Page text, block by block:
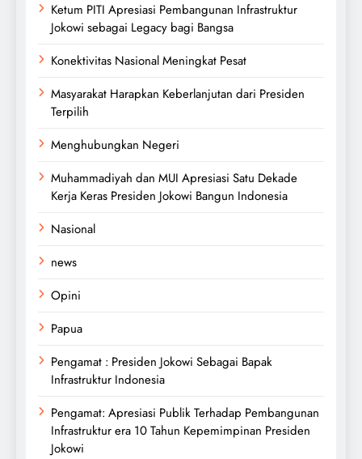
Ketum PITI Apresiasi Pembangunan Infrastruktur
Jokowi sebagai Legacy bagi Bangsa
Konektivitas Nasional Meningkat Pesat
Masyarakat Harapkan Keberlanjutan dari Presiden
Terpilih
Menghubungkan Negeri
Muhammadiyah dan MUI Apresiasi Satu Dekade
Kerja Keras Presiden Jokowi Bangun Indonesia
Nasional
news
Opini
Papua
Pengamat : Presiden Jokowi Sebagai Bapak
Infrastruktur Indonesia
Pengamat: Apresiasi Publik Terhadap Pembangunan
Infrastruktur era 10 Tahun Kepemimpinan Presiden
Jokowi